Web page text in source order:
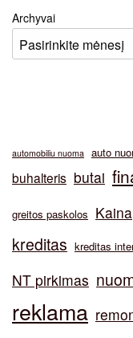
Archyvai
automobiliu nuoma auto
buhalteris butai
greitos paskolos Kaina
kreditas kreditas
NT pirkimas
reklama